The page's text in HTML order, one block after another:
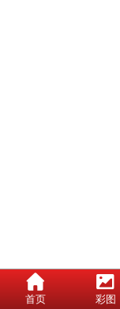
首页 彩图